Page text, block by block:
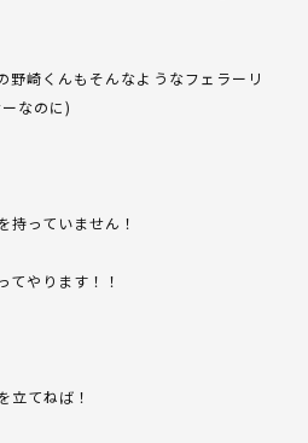
野崎くんもそんなようなフェラーリ
なのに)
持っていません！
てやります！！
立てねば！